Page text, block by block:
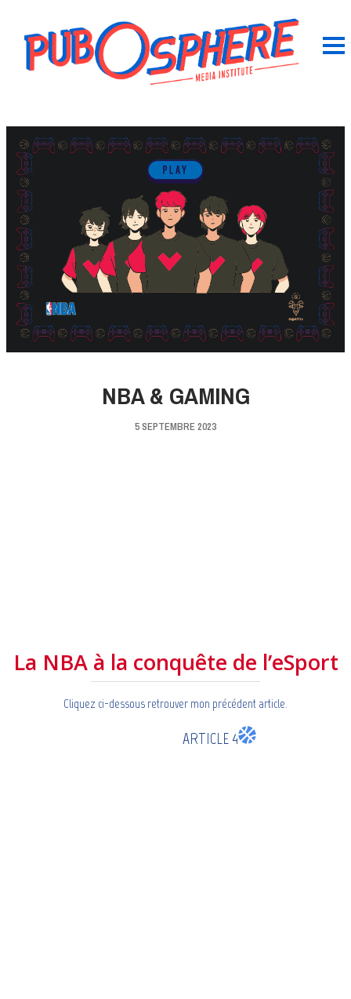
NBA & GAMING
5 SEPTEMBRE 2023
La NBA à la conquête de l’eSport
Cliquez ci-dessous retrouver mon précédent article.
ARTICLE 4